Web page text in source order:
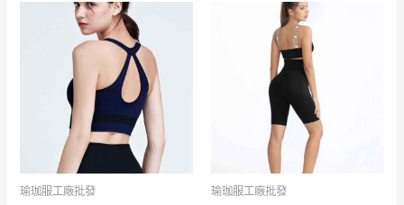
瑜珈服工廠批發 瑜珈服工廠批發